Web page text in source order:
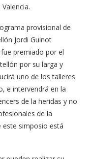
provisional de
Jordi Guinot
premiado por el
por su larga y
uno de los talleres
e intervendrá en la
de la heridas y no
de la
este simposio está